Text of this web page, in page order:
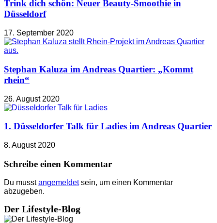
Trink dich schön: Neuer Beauty-Smoothie in
Düsseldorf
17. September 2020
Stephan Kaluza im Andreas Quartier: „Kommt
rhein“
26. August 2020
1. Düsseldorfer Talk für Ladies im Andreas Quartier
8. August 2020
Schreibe einen Kommentar
Du musstangemeldetsein, um einen Kommentar
abzugeben.
Der Lifestyle-Blog